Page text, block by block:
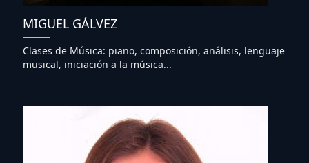
MIGUEL GÁLVEZ
Clases de Música: piano, composición, análisis, lenguaje
musical, iniciación a la música...